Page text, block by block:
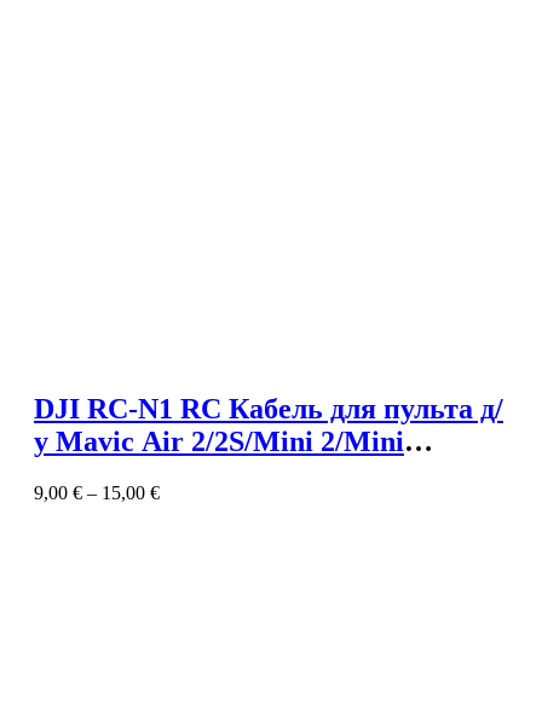
DJI RC-N1 RC Кабель для пульта д/
у Mavic Air 2/2S/Mini 2/Mini
9,00 € – 15,00 €